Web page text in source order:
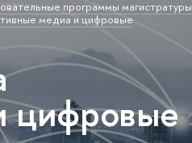
программы магистратуры
медиа и цифровые
цифровые